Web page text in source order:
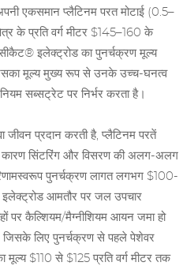
एकसमान प्लैटिनम परत मोटाई (0.5–
के प्रति वर्ग मीटर $145–160 के
इलेक्ट्रोड का पुनर्चक्रण मूल्य
मूल्य मुख्य रूप से उनके उच्च-घनत्व
सब्सट्रेट पर निर्भर करता है।
जीवन प्रदान करती है, प्लैटिनम परतें
कारण सिंटरिंग और विसरण की अलग-अलग
पुनर्चक्रण लागत लगभग $100-
इलेक्ट्रोड आमतौर पर जल उपचार
पर कैल्शियम/मैग्नीशियम आयन जमा हो
लिए पुनर्चक्रण से पहले पेशेवर
मूल्य $110 से $125 प्रति वर्ग मीटर तक